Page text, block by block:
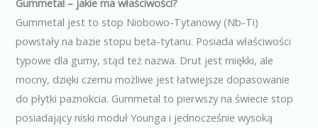
Gummetal jest to stop Niobowo-Tytanowy (Nb-Ti)
powstały na bazie stopu beta-tytanu. Posiada właściwości
typowe dla gumy, stąd też nazwa. Drut jest miękki, ale
mocny, dzięki czemu możliwe jest łatwiejsze dopasowanie
do płytki paznokcia. Gummetal to pierwszy na świecie stop
posiadający niski moduł Younga i jednocześnie wysoką